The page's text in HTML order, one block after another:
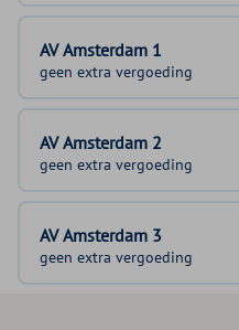
AV Amsterdam 1
geen extra vergoeding
AV Amsterdam 2
geen extra vergoeding
AV Amsterdam 3
geen extra vergoeding